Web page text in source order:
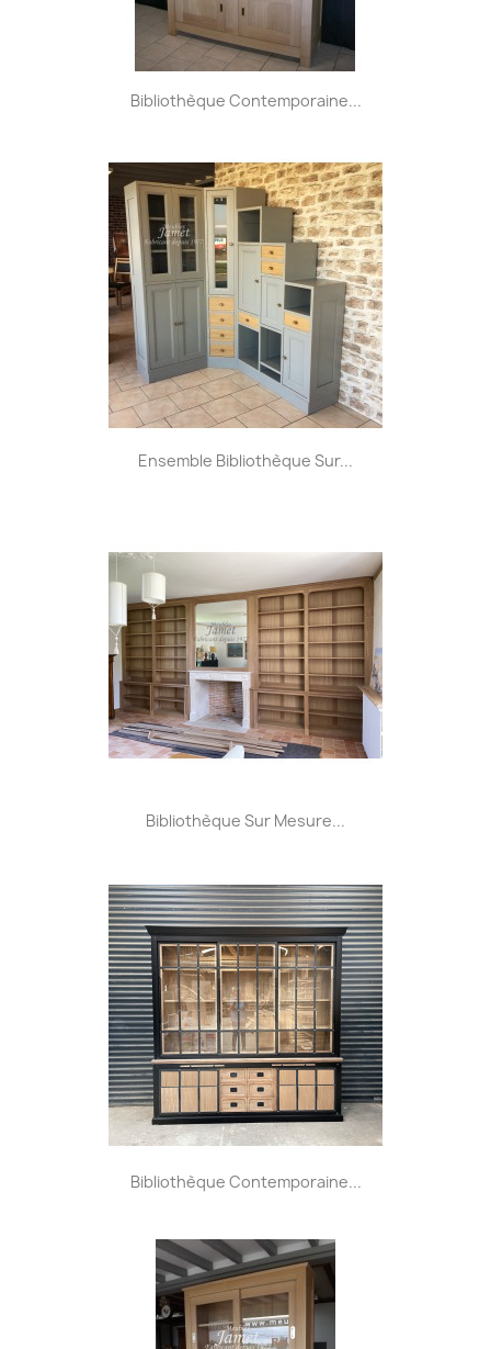
Bibliothèque Contemporaine...
Ensemble Bibliothèque Sur...
Bibliothèque Sur Mesure...
Bibliothèque Contemporaine...